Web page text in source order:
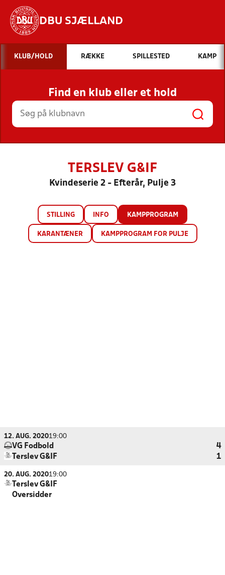
DBU SJÆLLAND
Hvad vil du søge efter?
INDHOLD OG NYHEDER
STILLINGER, RESULTATER, KLUBBER OG
HOLD
KLUB/HOLD RÆKKE SPILLESTED KAMP
Find en klub eller et hold
TERSLEV G&IF
Kvindeserie 2 - Efterår, Pulje 3
STILLING INFO KAMPPROGRAM
KARANTÆNER KAMPPROGRAM FOR PULJE
12. AUG. 202019:00
VG Fodbold
4
Terslev G&IF
1
20. AUG. 202019:00
Terslev G&IF
Oversidder